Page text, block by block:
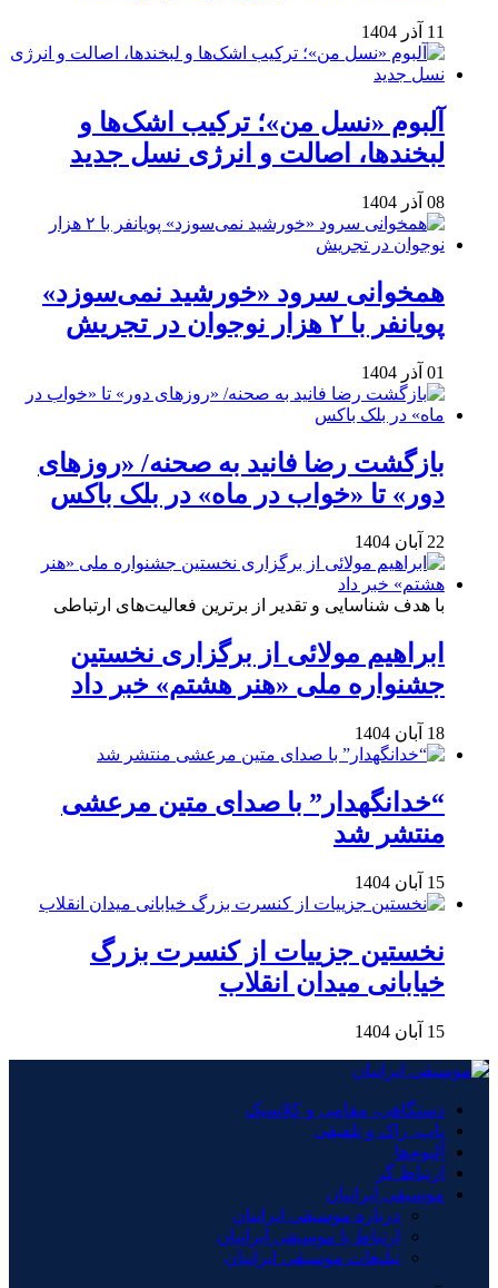
11 آذر 1404
آلبوم «نسل من»؛ ترکیب اشک‌ها و
لبخندها، اصالت و انرژی نسل جدید
08 آذر 1404
همخوانی سرود «خورشید نمی‌سوزد»
پویانفر با ۲ هزار نوجوان در تجریش
01 آذر 1404
بازگشت رضا فانید به صحنه/ «روزهای
دور» تا «خواب در ماه» در بلک باکس
22 آبان 1404
با هدف شناسایی و تقدیر از برترین فعالیت‌های ارتباطی
ابراهیم مولائی از برگزاری نخستین
جشنواره ملی «هنر هشتم» خبر داد
18 آبان 1404
“خدانگهدار” با صدای متین مرعشی
منتشر شد
15 آبان 1404
نخستین جزییات از کنسرت بزرگ
خیابانی میدان انقلاب
15 آبان 1404
دستگاهی، مقامی و کلاسیک
پاپ، راک و تلفیقی
آلبوم‌ها
ارتباط گر
موسیقی ایرانیان
درباره موسیقی ایرانیان
ارتباط با موسیقی ایرانیان
تبلیغات موسیقی ایرانیان